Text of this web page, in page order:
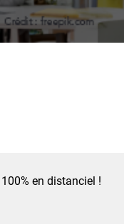
en distanciel !